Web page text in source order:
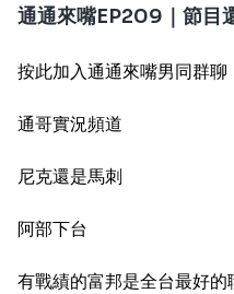
通通來嘴EP209｜節目
按此加入通通來嘴男同群聊
通哥實況頻道
尼克還是馬刺
阿部下台
有戰績的富邦是全台最好的